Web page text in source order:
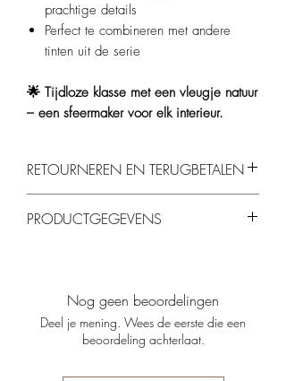
prachtige details
Perfect te combineren met andere
tinten uit de serie
🌟 Tijdloze klasse met een vleugje natuur
– een sfeermaker voor elk interieur.
RETOURNEREN EN TERUGBETALEN
retourneren, mits ze ongebruikt en in de
PRODUCTGEGEVENS
Geschikt voor standaard waxinelichtjes
Nog geen beoordelingen
Deel je mening. Wees de eerste die een
beoordeling achterlaat.